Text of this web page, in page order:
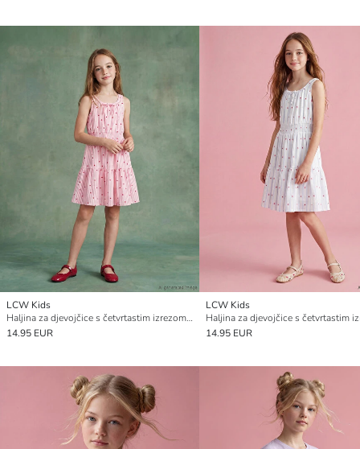
LCW Kids
Haljina za djevojčice s četvrtastim izrezom i mašnom
14.95 EUR
LCW Kids
14.95 EUR